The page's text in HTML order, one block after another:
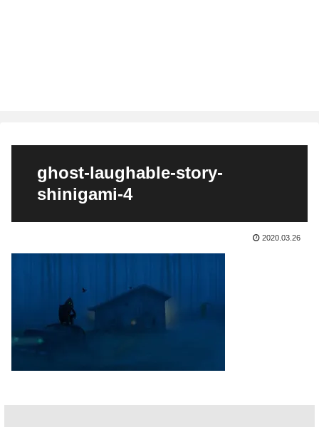
ghost-laughable-story-
shinigami-4
2020.03.26